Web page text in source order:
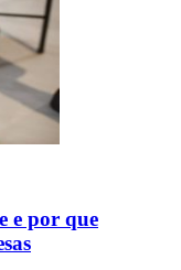
e por que